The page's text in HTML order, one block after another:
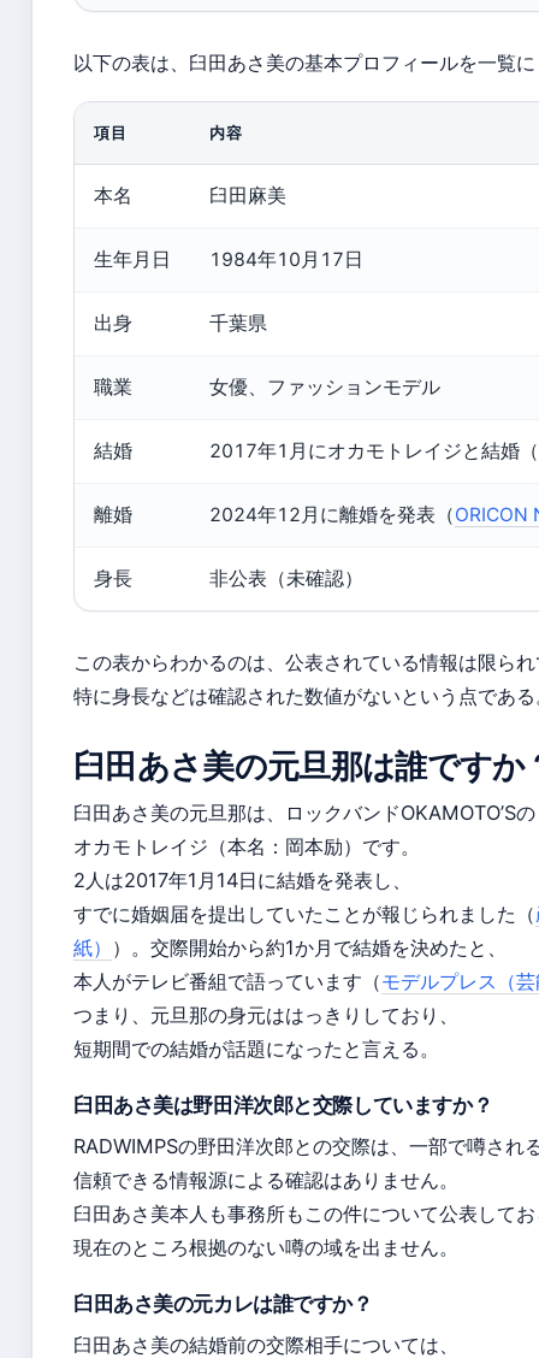
以下の表は、臼田あさ美の基本プロフィールを一覧
項目 内容
本名 臼田麻美
生年月日 1984年10月17日
出身 千葉県
職業 女優、ファッションモデル
結婚 2017年1月にオカモトレイジと結婚（
離婚 2024年12月に離婚を発表（ORICON
身長 非公表（未確認）
この表からわかるのは、公表されている情報は限ら
特に身長などは確認された数値がないという点であ
臼田あさ美の元旦那は誰ですか
臼田あさ美の元旦那は、ロックバンドOKAMOTO’S
オカモトレイジ（本名：岡本励）です。
2人は2017年1月14日に結婚を発表し、
すでに婚姻届を提出していたことが報じられました（
紙） ）。交際開始から約1か月で結婚を決めたと、
本人がテレビ番組で語っています（モデルプレス（
つまり、元旦那の身元ははっきりしており、
短期間での結婚が話題になったと言える。
臼田あさ美は野田洋次郎と交際していますか？
RADWIMPSの野田洋次郎との交際は、一部で噂され
信頼できる情報源による確認はありません。
臼田あさ美本人も事務所もこの件について公表して
現在のところ根拠のない噂の域を出ません。
臼田あさ美の元カレは誰ですか？
臼田あさ美の結婚前の交際相手については、